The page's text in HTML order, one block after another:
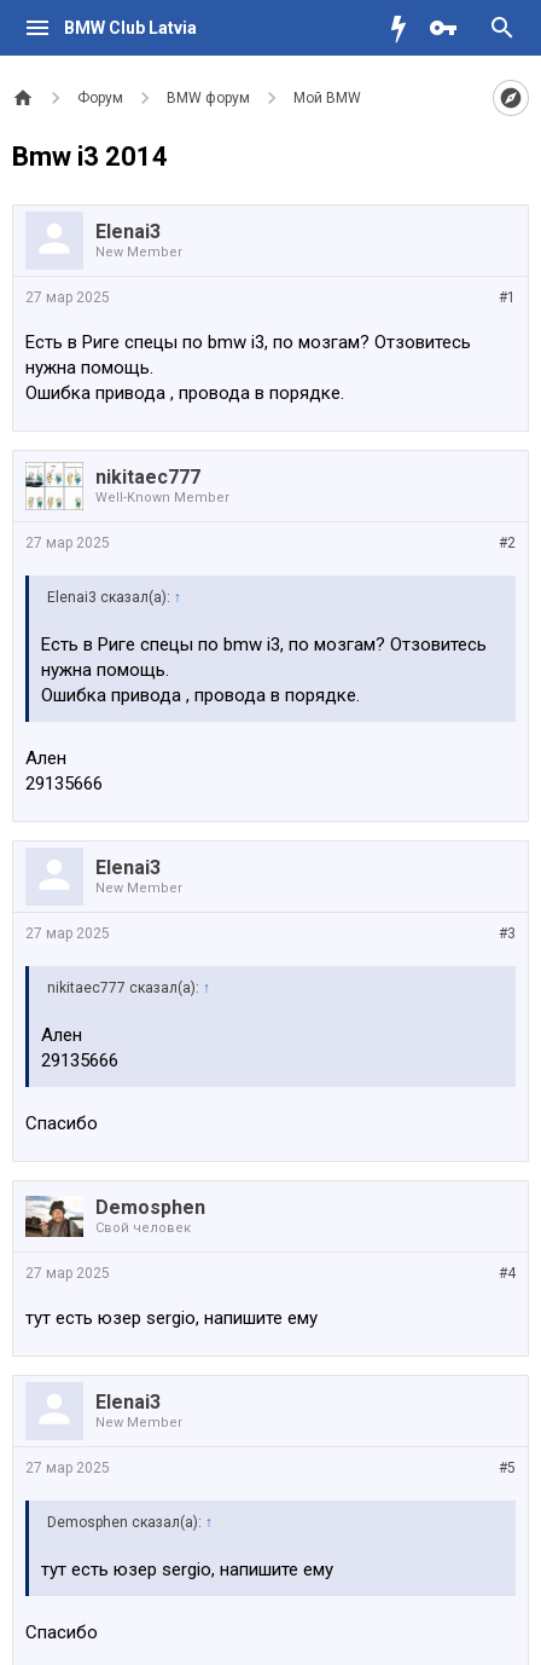
BMW Club Latvia
Форум BMW форум Мой BMW
Bmw i3 2014
Elenai3
New Member
#1
27 мар 2025
Есть в Риге спецы по bmw i3, по мозгам? Отзовитесь
нужна помощь.
Ошибка привода , провода в порядке.
nikitaec777
Well-Known Member
#2
27 мар 2025
Elenai3 сказал(а): ↑
Есть в Риге спецы по bmw i3, по мозгам? Отзовитесь
нужна помощь.
Ошибка привода , провода в порядке.
Ален
29135666
Elenai3
New Member
#3
27 мар 2025
nikitaec777 сказал(а): ↑
Ален
29135666
Спасибо
Demosphen
Свой человек
#4
27 мар 2025
тут есть юзер sergio, напишите ему
Elenai3
New Member
#5
27 мар 2025
Demosphen сказал(а): ↑
тут есть юзер sergio, напишите ему
Спасибо